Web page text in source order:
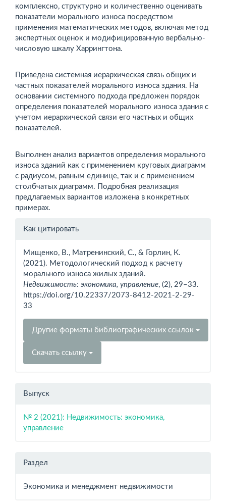
комплексно, структурно и количест­венно оценивать
показатели морального износа посредст­вом
применения математических методов, включая метод
экспертных оценок и модифицированную вербально-
число­вую шкалу Харрингтона.
Приведена системная иерархическая связь общих и
частных показателей морального износа здания. На
основании сис­темного подхода предложен порядок
определения показате­лей морального износа здания с
учетом иерархической связи его частных и общих
показателей.
Выполнен анализ вариантов определения морального
изно­са зданий как с применением круговых диаграмм
с радиусом, равным единице, так и с применением
столбчатых диаграмм. Подробная реализация
предлагаемых вариантов изложена в конкретных
примерах.
Информация
Как цитировать
Мищенко, В., Матренинский, С., & Горлин, К.
(2021). Методологический подход к расчету
морального износа жилых зданий.
Недвижимость: экономика, управление, (2), 29–33.
https://doi.org/10.22337/2073-8412-2021-2-29-
33
Другие форматы библиографических ссылок
Скачать ссылку
Выпуск
№ 2 (2021): Недвижимость: экономика,
управление
Раздел
Экономика и менеджмент недвижимости